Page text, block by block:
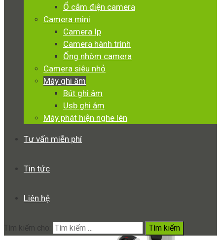
Ổ cắm điện camera
Camera mini
Camera Ip
Camera hành trình
Ống nhòm camera
Camera siêu nhỏ
Máy ghi âm
Bút ghi âm
Usb ghi âm
Máy phát hiện nghe lén
Tư vấn miễn phí
Tin tức
Liên hệ
Tìm kiếm cho: